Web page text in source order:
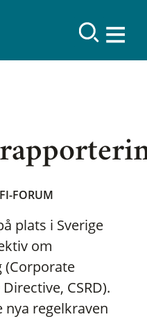
FI-FORUM
plats i Sverige
om
CSRD).
regelkraven